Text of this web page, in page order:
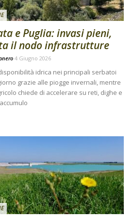
e Puglia: invasi pieni,
il nodo infrastrutture
4 Giugno 2026
idrica nei principali serbatoi
grazie alle piogge invernali, mentre
chiede di accelerare su reti, dighe e